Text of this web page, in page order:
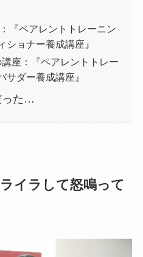
『ペアレントトレーニン
ショナー養成講座』
座：『ペアレントトレー
サダー養成講座』
った…
イラして怒鳴って